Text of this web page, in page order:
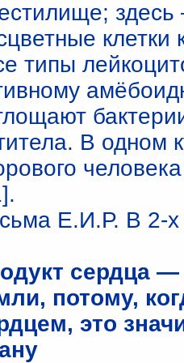
здесь
типы
В одном
Е.И.Р. В 2-х
сердца
потому,
это